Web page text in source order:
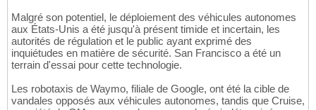
Malgré son potentiel, le déploiement des véhicules autonomes
aux États-Unis a été jusqu'à présent timide et incertain, les
autorités de régulation et le public ayant exprimé des
inquiétudes en matière de sécurité. San Francisco a été un
terrain d'essai pour cette technologie.
Les robotaxis de Waymo, filiale de Google, ont été la cible de
vandales opposés aux véhicules autonomes, tandis que Cruise,